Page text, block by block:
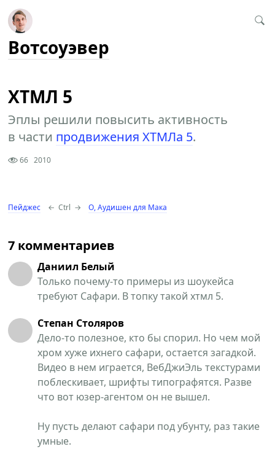
Вотсоуэвер
ХТМЛ 5
Эплы решили повысить активность
в части продвижения ХТМЛа 5.
66 2010
Пейджес ← Ctrl → О, Аудишен для Мака
7 комментариев
Даниил Белый
Только почему-то примеры из шоукейса
требуют Сафари. В топку такой хтмл 5.
Степан Столяров
Дело-то полезное, кто бы спорил. Но чем мой
хром хуже ихнего сафари, остается загадкой.
Видео в нем играется, ВебДжиЭль текстурами
поблескивает, шрифты типографятся. Разве
что вот юзер-агентом он не вышел.
Ну пусть делают сафари под убунту, раз такие
умные.